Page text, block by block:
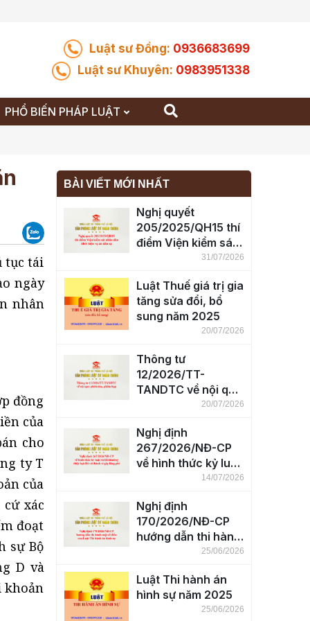
Luật sư Đồng: 0936683699
Luật sư Khuyên: 0983951338
PHỔ BIẾN PHÁP LUẬT
tục tái
ngày
nhân
đồng
của
cho
ty T
của
xác
đoạt
sự Bộ
D và
khoản
BÀI VIẾT MỚI NHẤT
Nghị quyết
205/2025/QH15 thí
điểm Viện kiểm sát
nhân dân khởi kiện
31/07/2026
Luật Thuế giá trị gia
tăng sửa đổi, bổ
sung năm 2025
20/07/2026
Thông tư
12/2026/TT-
TANDTC về nội quy
phiên tòa, phiên20/07/2026
Nghị định
267/2026/NĐ-CP
về hình thức kỷ luật
và bồi thường thiệt
gây lãng phí
14/07/2026
Nghị định
170/2026/NĐ-CP
hướng dẫn thi hành
án hình sự
25/06/2026
Luật Thi hành án
hình sự năm 2025
25/06/2026